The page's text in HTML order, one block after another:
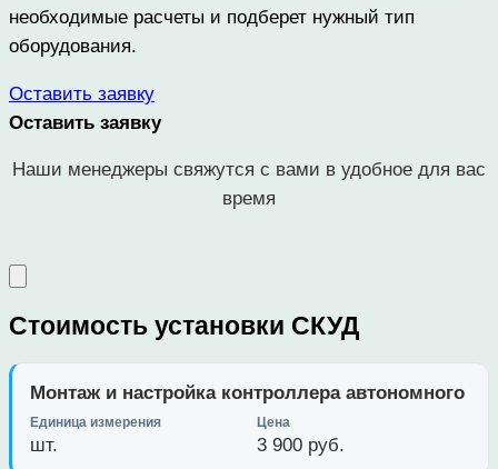
необходимые расчеты и подберет нужный тип
оборудования.
Оставить заявку
Оставить заявку
Наши менеджеры свяжутся с вами в удобное для вас
время
Стоимость установки СКУД
Монтаж и настройка контроллера автономного
шт. 3 900 руб.